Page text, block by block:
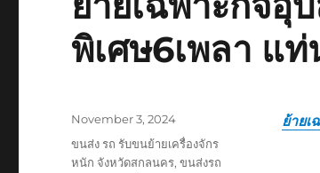
พิเศษ6เพลา แท่
ย้ายเ
Posted
November 3, 2024
Tags
ขนส่ง รถ รับขนย้ายเครื่องจักร
หนัก จังหวัดสกลนคร,ขนส่งรถ